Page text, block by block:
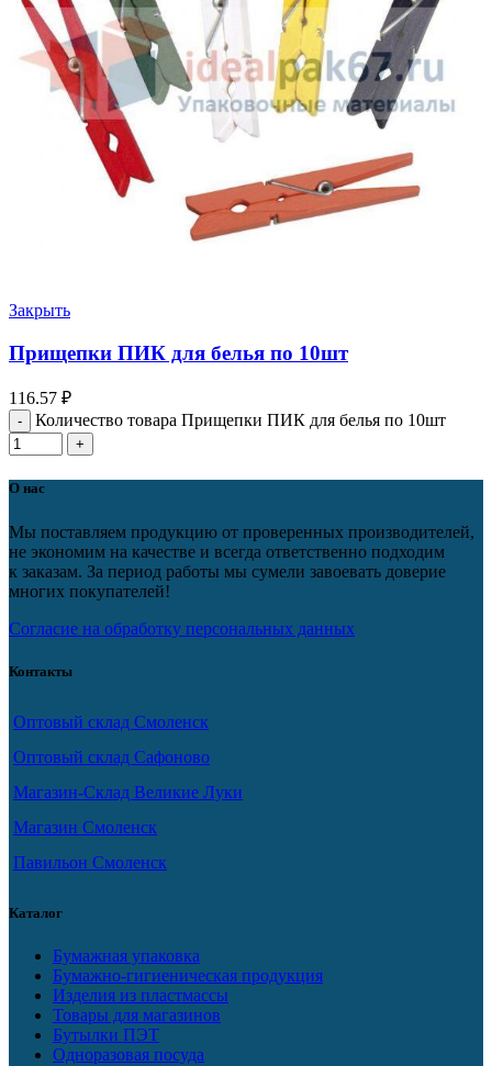
Закрыть
Прищепки ПИК для белья по 10шт
116.57 ₽
Количество товара Прищепки ПИК для белья по 10шт
О нас
Мы поставляем продукцию от проверенных производителей,
не экономим на качестве и всегда ответственно подходим
к заказам. За период работы мы сумели завоевать доверие
многих покупателей!
Согласие на обработку персональных данных
Контакты
Оптовый склад Смоленск
Оптовый склад Сафоново
Магазин-Склад Великие Луки
Магазин Смоленск
Павильон Смоленск
Каталог
Бумажная упаковка
Бумажно-гигиеническая продукция
Изделия из пластмассы
Товары для магазинов
Бутылки ПЭТ
Одноразовая посуда